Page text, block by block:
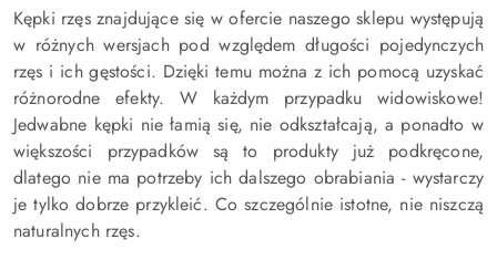
Kępki rzęs znajdujące się w ofercie naszego sklepu występują
w różnych wersjach pod względem długości pojedynczych
rzęs i ich gęstości. Dzięki temu można z ich pomocą uzyskać
różnorodne efekty. W każdym przypadku widowiskowe!
Jedwabne kępki nie łamią się, nie odkształcają, a ponadto w
większości przypadków są to produkty już podkręcone,
dlatego nie ma potrzeby ich dalszego obrabiania - wystarczy
je tylko dobrze przykleić. Co szczególnie istotne, nie niszczą
naturalnych rzęs.